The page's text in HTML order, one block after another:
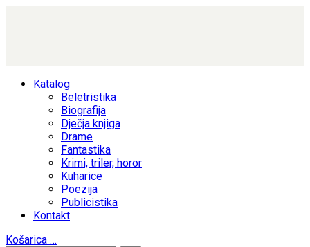
Katalog
Beletristika
Biografija
Dječja knjiga
Drame
Fantastika
Krimi, triler, horor
Kuharice
Poezija
Publicistika
Kontakt
Košarica …